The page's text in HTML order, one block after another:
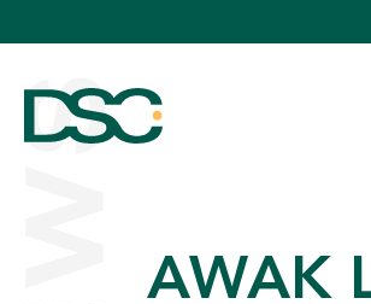
AWAK